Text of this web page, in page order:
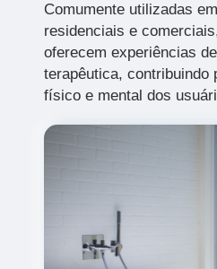
Comumente utilizadas
residenciais e
oferecem experiências
terapêutica, contribuindo
físico e mental dos